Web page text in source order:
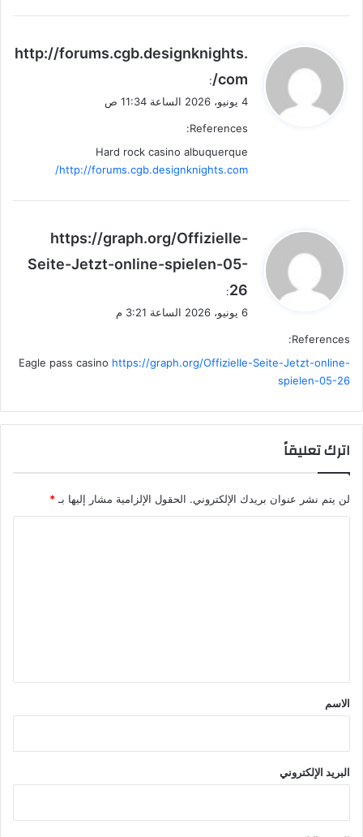
و
ل
http://forums.cgb.designknights.
com/
:
4 يونيو، 2026 الساعة 11:34 ص
References:
Hard rock casino albuquerque
http://forums.cgb.designknights.com/
ل
https://graph.org/Offizielle-
Seite-Jetzt-online-spielen-05-
26
:
6 يونيو، 2026 الساعة 3:21 م
References:
Eagle pass casino https://graph.org/Offizielle-Seite-Jetzt-online-
spielen-05-26
اترك تعليقاً
لن يتم نشر عنوان بريدك الإلكتروني. الحقول الإلزامية مشار إليها بـ *
*
الاسم
البريد الإلكتروني